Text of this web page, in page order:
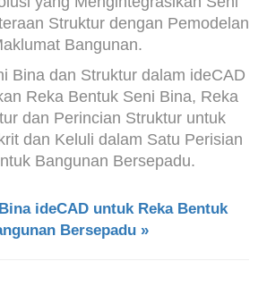
Struktur dengan Pemodelan
Bangunan.
Bina dan Struktur dalam ideCAD
Reka Bentuk Seni Bina, Reka
dan Perincian Struktur untuk
dan Keluli dalam Satu Perisian
Bangunan Bersepadu.
ideCAD untuk Reka Bentuk
Bersepadu »